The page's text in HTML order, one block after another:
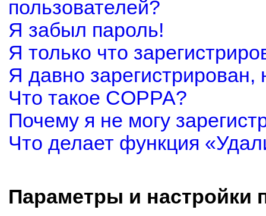
пользователей?
Я забыл пароль!
Я только что
Я давно
Что такое COPPA?
Почему я не могу
Что делает функция
Параметры и настройки